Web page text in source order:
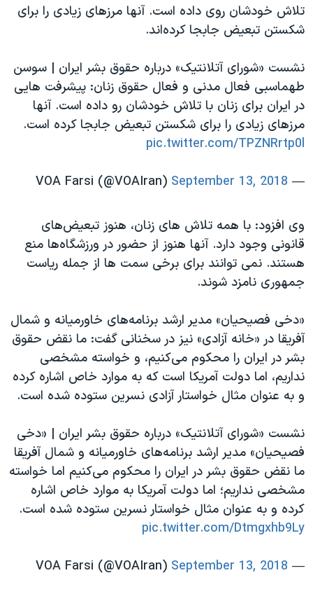
تلاش خودشان روی داده است. آنها مرزهای زیادی را برای
شکستن تبعیض جابجا کرده‌اند.
نشست «شورای آتلانتیک» درباره حقوق بشر ایران | سوسن
طهماسبی فعال مدنی و فعال حقوق زنان: پیشرفت هایی
در ایران برای زنان با تلاش خودشان رو داده است. آنها
مرزهای زیادی را برای شکستن تبعیض جابجا کرده است.
pic.twitter.com/TPZNRrtp0l
— VOA Farsi (@VOAIran)
September 13, 2018
وی افزود: با همه تلاش های زنان، هنوز تبعیض‌های
قانونی وجود دارد. آنها هنوز از حضور در ورزشگاه‌ها منع
هستند. نمی توانند برای برخی سمت ها از جمله ریاست
جمهوری نامزد شوند.
«دخی فصیحیان» مدیر ارشد برنامه‌های خاورمیانه و شمال
آفریقا در «خانه آزادی» نیز در سخنانی گفت: ما نقض حقوق
بشر در ایران را محکوم می‌کنیم، و خواسته مشخصی
نداریم، اما دولت آمریکا است که به موارد خاص اشاره کرده
و به عنوان مثال خواستار آزادی نسرین ستوده شده است.
نشست «شورای آتلانتیک» درباره حقوق بشر ایران | «دخی
فصیحیان» مدیر ارشد برنامه‌های خاورمیانه و شمال آفریقا
ما نقض حقوق بشر در ایران را محکوم می‌کنیم اما خواسته
مشخصی نداریم؛ اما دولت آمریکا به موارد خاص اشاره
کرده و به عنوان مثال خواستار نسرین ستوده شده است.
pic.twitter.com/Dtmgxhb9Ly
— VOA Farsi (@VOAIran)
September 13, 2018